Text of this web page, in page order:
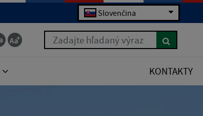
Slovenčina
Zadajte hľadaný výraz
KONTAKTY